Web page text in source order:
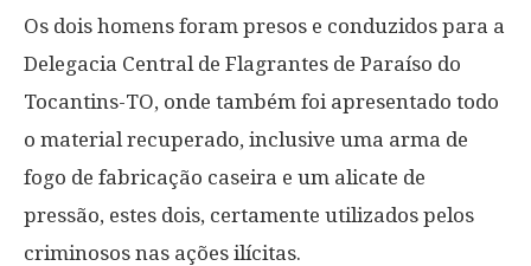
Os dois homens foram presos e conduzidos para a
Delegacia Central de Flagrantes de Paraíso do
Tocantins-TO, onde também foi apresentado todo
o material recuperado, inclusive uma arma de
fogo de fabricação caseira e um alicate de
pressão, estes dois, certamente utilizados pelos
criminosos nas ações ilícitas.